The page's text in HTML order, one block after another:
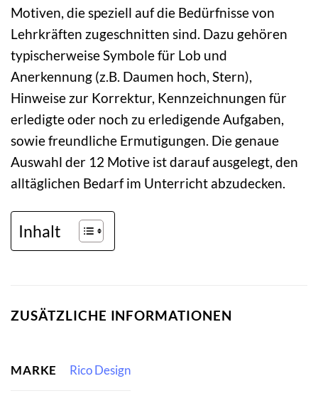
Motiven, die speziell auf die Bedürfnisse von
Lehrkräften zugeschnitten sind. Dazu gehören
typischerweise Symbole für Lob und
Anerkennung (z.B. Daumen hoch, Stern),
Hinweise zur Korrektur, Kennzeichnungen für
erledigte oder noch zu erledigende Aufgaben,
sowie freundliche Ermutigungen. Die genaue
Auswahl der 12 Motive ist darauf ausgelegt, den
alltäglichen Bedarf im Unterricht abzudecken.
Inhalt
ZUSÄTZLICHE INFORMATIONEN
MARKE Rico Design